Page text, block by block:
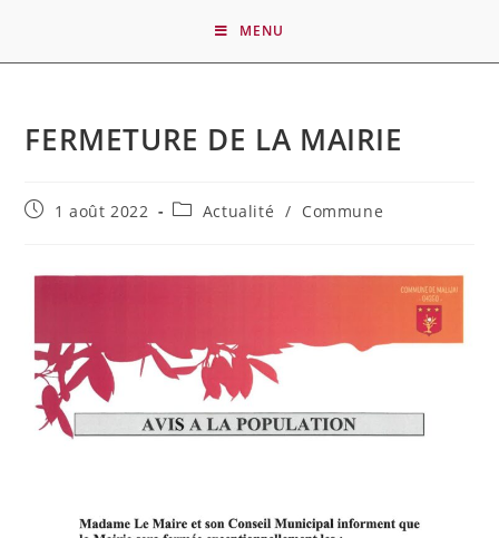
MENU
FERMETURE DE LA MAIRIE
1 août 2022 Actualité / Commune